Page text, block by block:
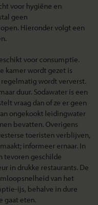
voor hygiëne en
geen
Hieronder volgt een
voor consumptie.
kamer wordt gezet is
wordt ververst.
duur. Sodawater is een
vraag dan of ze er geen
ongekookt leidingwater
bevatten. Overigens
toeristen verblijven,
informeer ernaar. In
tevoren geschilde
in drukke restaurants. De
van het
ijs, behalve in dure
gaat eten.